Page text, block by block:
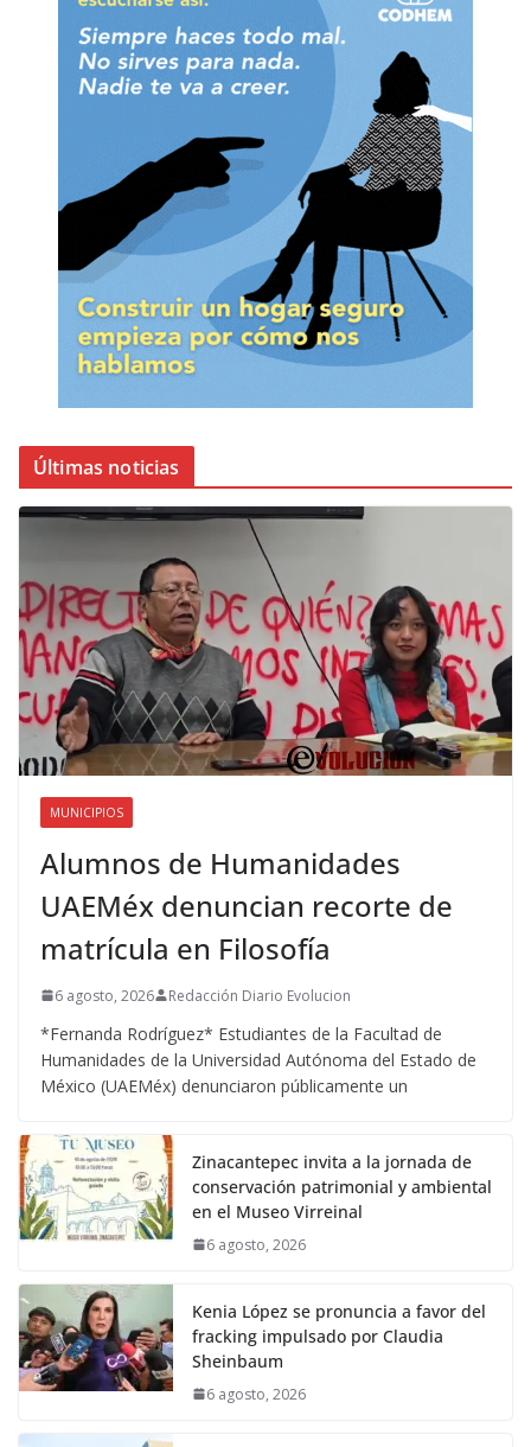
Últimas noticias
MUNICIPIOS
Alumnos de Humanidades
UAEMéx denuncian recorte de
matrícula en Filosofía
6 agosto, 2026 Redacción Diario Evolucion
*Fernanda Rodríguez* Estudiantes de la Facultad de
Humanidades de la Universidad Autónoma del Estado de
México (UAEMéx) denunciaron públicamente un
Zinacantepec invita a la jornada de
conservación patrimonial y ambiental
en el Museo Virreinal
6 agosto, 2026
Kenia López se pronuncia a favor del
fracking impulsado por Claudia
Sheinbaum
6 agosto, 2026